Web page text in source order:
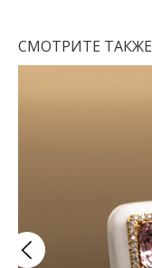
СМОТРИТЕ ТАКЖЕ